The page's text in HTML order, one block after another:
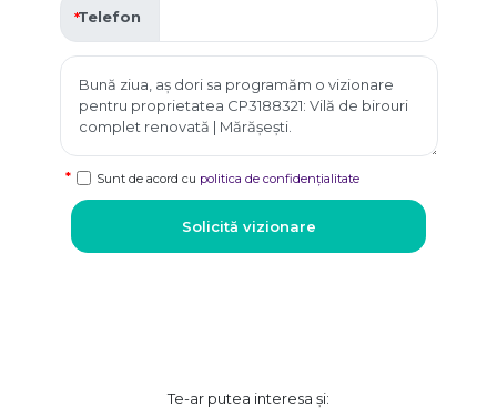
Telefon
Sunt de acord cu politica de confidențialitate
Solicită vizionare
Te-ar putea interesa și: